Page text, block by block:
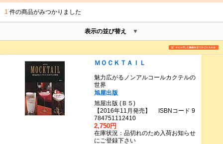
1 件の商品がみつかりました
表示の並び替え
ＭＯＣＫＴＡＩＬ
魅力広がるノンアルコールカクテルの
世界
旭屋出版
旭屋出版 (Ｂ５)
【2016年11月発売】 ISBNコード 9
784751112410
2,750円
在庫状況：品切れのため入荷お知らせ
にご登録下さい